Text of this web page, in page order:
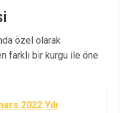
özel olarak
farklı bir kurgu ile öne
2022 Yılı